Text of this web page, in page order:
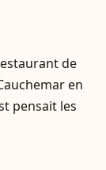
de
en
pensait les